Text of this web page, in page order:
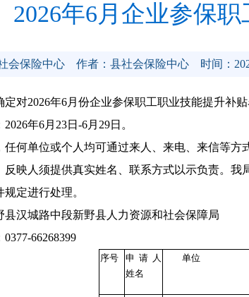
2026年6月企业参保
会保险中心 作者：县社会保险中心 时间：
定对2026年6月份企业参保职工职业技能提升补
年6月23日-6月29日。
任何单位或个人均可通过来人、来电、来信等
反映人须提供真实姓名、联系方式以示负责。
定进行处理。
县汉城路中段新野县人力资源和社会保障局
66268399
序号
申请人
姓名
单位